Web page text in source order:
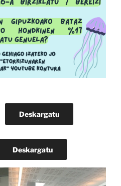
Deskargatu
Deskargatu